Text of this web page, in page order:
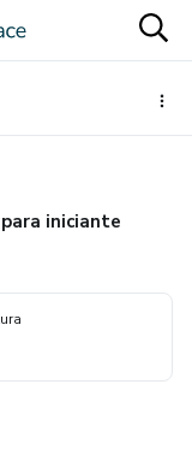
iniciante